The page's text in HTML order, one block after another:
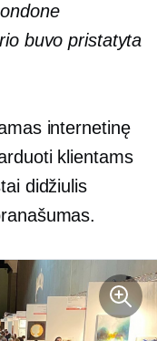
buvo pristatyta
internetinę
klientams
didžiulis